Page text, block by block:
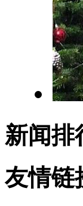
新闻排
友情链